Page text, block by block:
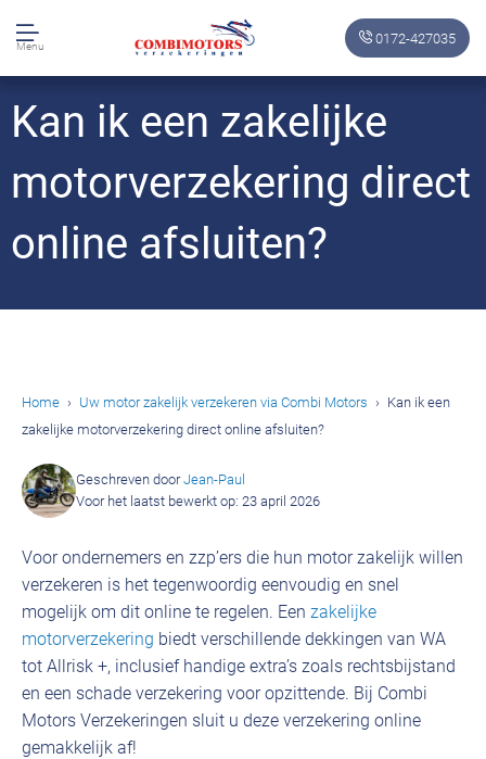
Menu 0172-427035
Kan ik een zakelijke
motorverzekering direct
online afsluiten?
Home Uw motor zakelijk verzekeren via Combi Motors
Kan ik een
zakelijke motorverzekering direct online afsluiten?
Geschreven doorJean-Paul
Voor het laatst bewerkt op: 23 april 2026
Voor ondernemers en zzp’ers die hun motor zakelijk willen
verzekeren is het tegenwoordig eenvoudig en snel
mogelijk om dit online te regelen. Een zakelijke
motorverzekering biedt verschillende dekkingen van WA
tot Allrisk +, inclusief handige extra’s zoals rechtsbijstand
en een schade verzekering voor opzittende. Bij Combi
Motors Verzekeringen sluit u deze verzekering online
gemakkelijk af!